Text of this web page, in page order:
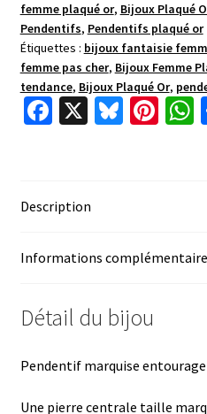
femme plaqué or, Bijoux Plaqué
Pendentifs, Pendentifs plaqué or
Étiquettes : bijoux fantaisie
femme pas cher, Bijoux Femme
tendance, Bijoux Plaqué Or,
Fa
o
o
k
X Bl Pi
Description
Informations
Détail du bijou
Pendentif marquise
Une pierre centrale taille